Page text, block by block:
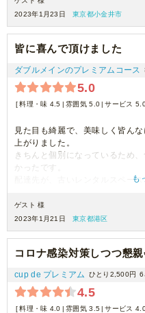
2023年1月23日
東京都小金井市
皆に喜んで頂けました
ダブルメインのプレミアムコース
5.0
料理・味 4.5 雰囲気 5.0 サービス
見た目も綺麗で、美味しく皆ん
上がりました。
きちんと個別になっているため
かったです。
配達先が、古いレンタルスペー
りました。しかも非常に感じの
ました。
配達時間も早く、待たずにすみ
次回もまた注文したいです。
も
ゲスト 様
2023年1月21日
東京都港区
コロナ感染対策しつつ懇
cup de プレミアム ひとり2,500円 6
4.5
料理・味 4.0 雰囲気 3.5 サービス